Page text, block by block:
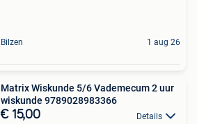
Bilzen 1 aug 26
Matrix Wiskunde 5/6 Vademecum 2 uur
wiskunde 9789028983366
€ 15,00 Details